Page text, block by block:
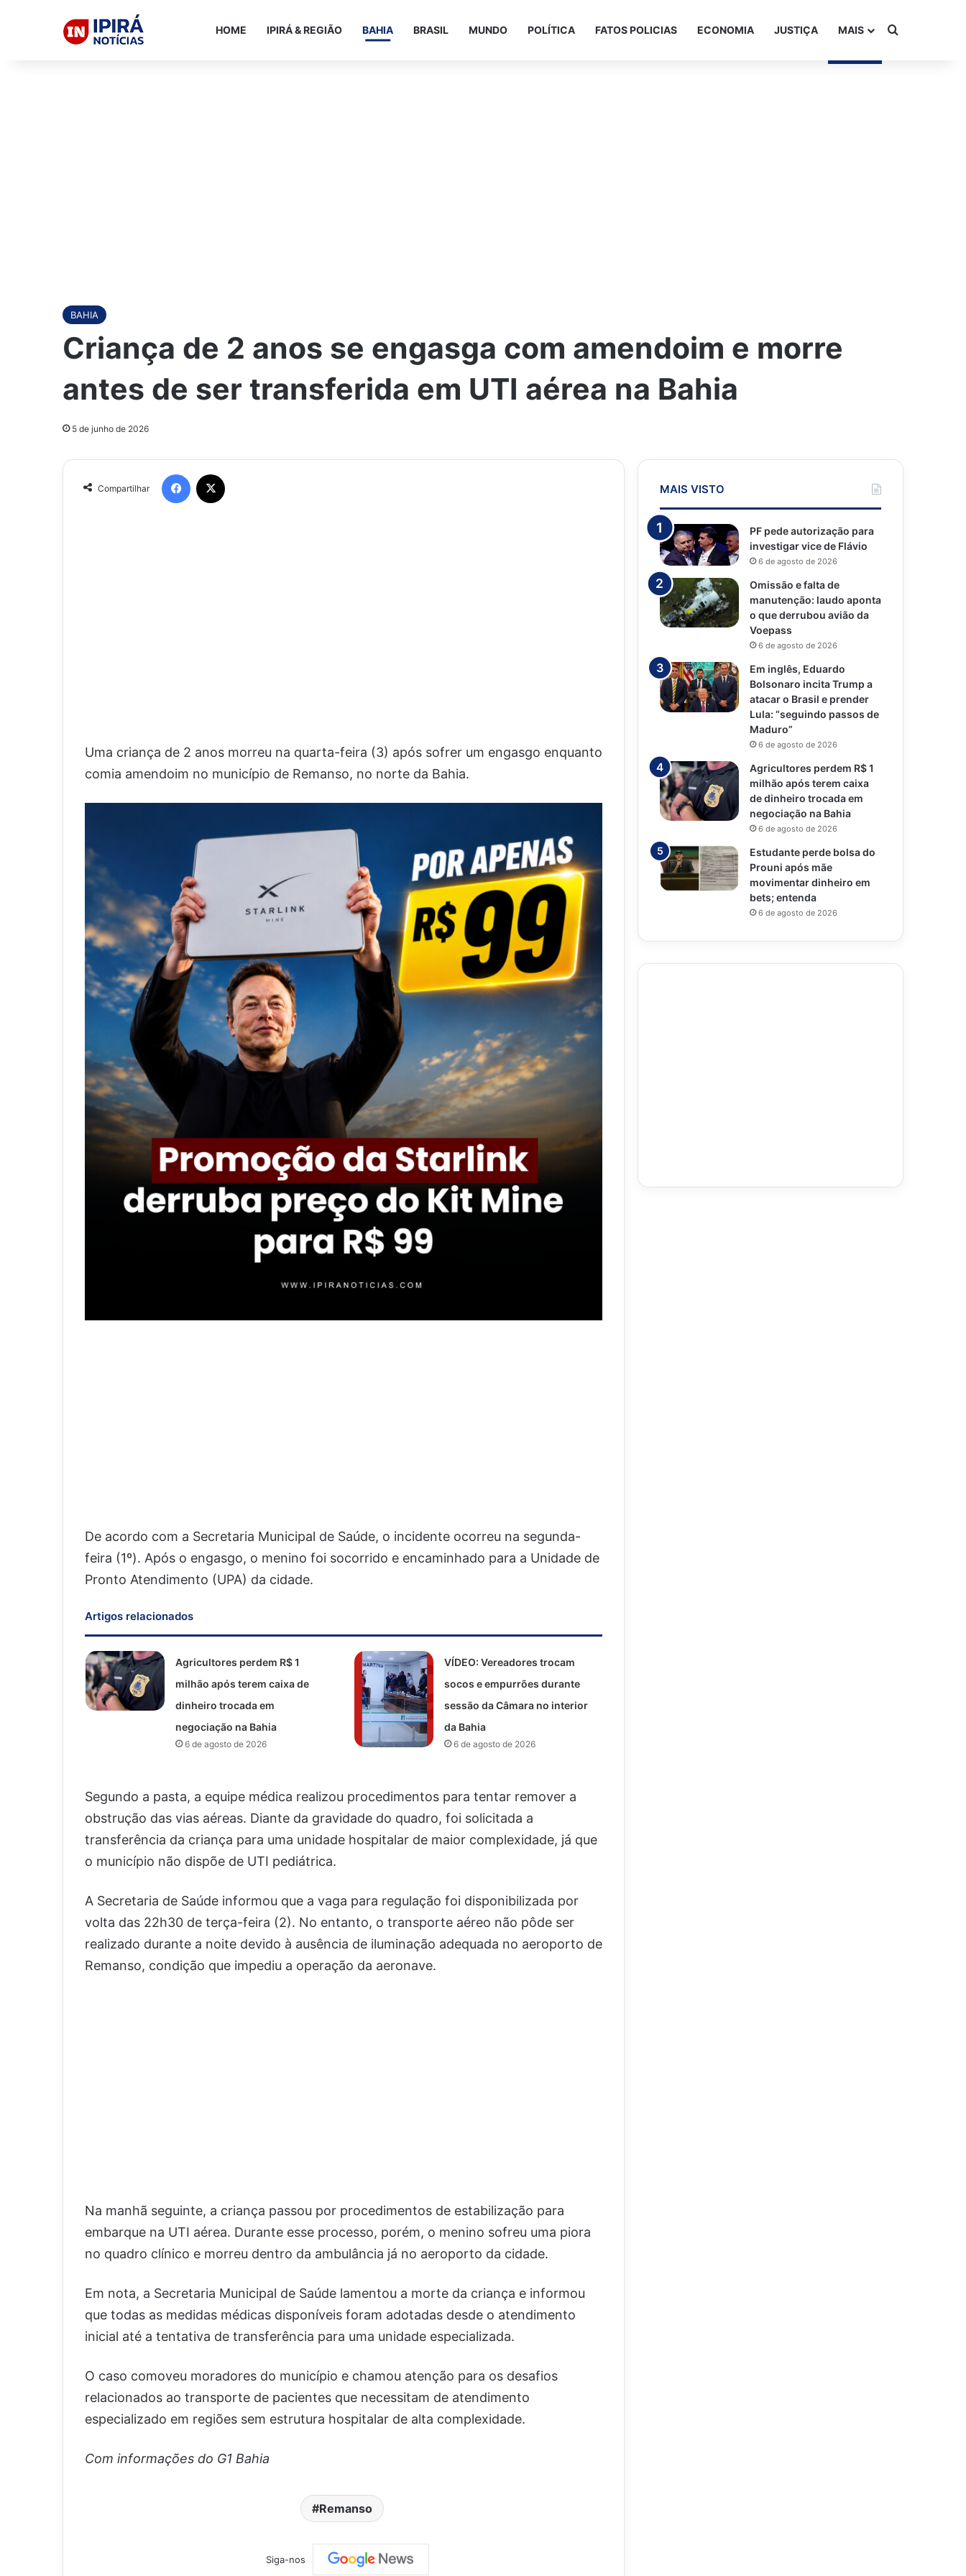
HOME IPIRÁ & REGIÃO BAHIA BRASIL MUNDO POLÍTICA FATOS POLICIAS ECONOMIA JUSTIÇA MAIS Procurar por
BAHIA
Criança de 2 anos se engasga com amendoim e morre
antes de ser transferida em UTI aérea na Bahia
5 de junho de 2026
Compartilhar
Facebook
Uma criança de 2 anos morreu na quarta-feira (3) após sofrer um engasgo enquanto
comia amendoim no município de Remanso, no norte da Bahia.
De acordo com a Secretaria Municipal de Saúde, o incidente ocorreu na segunda-
feira (1º). Após o engasgo, o menino foi socorrido e encaminhado para a Unidade de
Pronto Atendimento (UPA) da cidade.
Artigos relacionados
Agricultores perdem R$ 1
milhão após terem caixa de
dinheiro trocada em
negociação na Bahia
6 de agosto de 2026
VÍDEO: Vereadores trocam
socos e empurrões durante
sessão da Câmara no interior
da Bahia
6 de agosto de 2026
Segundo a pasta, a equipe médica realizou procedimentos para tentar remover a
obstrução das vias aéreas. Diante da gravidade do quadro, foi solicitada a
transferência da criança para uma unidade hospitalar de maior complexidade, já que
o município não dispõe de UTI pediátrica.
A Secretaria de Saúde informou que a vaga para regulação foi disponibilizada por
volta das 22h30 de terça-feira (2). No entanto, o transporte aéreo não pôde ser
realizado durante a noite devido à ausência de iluminação adequada no aeroporto de
Remanso, condição que impediu a operação da aeronave.
Na manhã seguinte, a criança passou por procedimentos de estabilização para
embarque na UTI aérea. Durante esse processo, porém, o menino sofreu uma piora
no quadro clínico e morreu dentro da ambulância já no aeroporto da cidade.
Em nota, a Secretaria Municipal de Saúde lamentou a morte da criança e informou
que todas as medidas médicas disponíveis foram adotadas desde o atendimento
inicial até a tentativa de transferência para uma unidade especializada.
O caso comoveu moradores do município e chamou atenção para os desafios
relacionados ao transporte de pacientes que necessitam de atendimento
especializado em regiões sem estrutura hospitalar de alta complexidade.
Com informações do G1 Bahia
Remanso
Siga-nos
MAIS VISTO
PF pede autorização para
investigar vice de Flávio
6 de agosto de 2026
Omissão e falta de
manutenção: laudo aponta
o que derrubou avião da
Voepass
6 de agosto de 2026
Em inglês, Eduardo
Bolsonaro incita Trump a
atacar o Brasil e prender
Lula: “seguindo passos de
Maduro”
6 de agosto de 2026
Agricultores perdem R$ 1
milhão após terem caixa
de dinheiro trocada em
negociação na Bahia
6 de agosto de 2026
Estudante perde bolsa do
Prouni após mãe
movimentar dinheiro em
bets; entenda
6 de agosto de 2026